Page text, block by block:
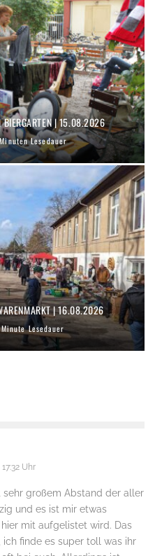
BIERGARTEN | 15.08.2026
Lesedauer
| 16.08.2026
Lesedauer
Uhr
großem Abstand der aller
und es ist mir etwas
mit aufgelistet wird. Das
ich finde es super toll was ihr